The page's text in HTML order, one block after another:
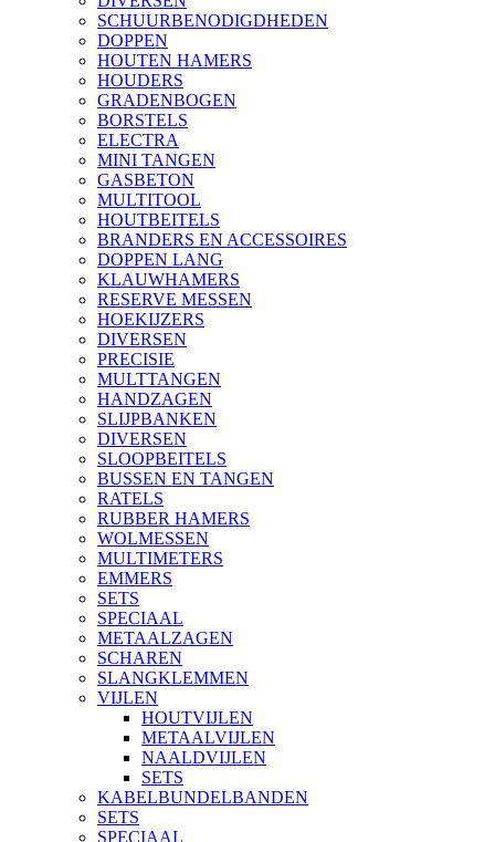
SCHUURBENODIGDHEDEN
DOPPEN
HOUTEN HAMERS
HOUDERS
GRADENBOGEN
BORSTELS
ELECTRA
MINI TANGEN
GASBETON
MULTITOOL
HOUTBEITELS
BRANDERS EN ACCESSOIRES
DOPPEN LANG
KLAUWHAMERS
RESERVE MESSEN
HOEKIJZERS
DIVERSEN
PRECISIE
MULTTANGEN
HANDZAGEN
SLIJPBANKEN
DIVERSEN
SLOOPBEITELS
BUSSEN EN TANGEN
RATELS
RUBBER HAMERS
WOLMESSEN
MULTIMETERS
EMMERS
SETS
SPECIAAL
METAALZAGEN
SCHAREN
SLANGKLEMMEN
VIJLEN
HOUTVIJLEN
METAALVIJLEN
NAALDVIJLEN
SETS
KABELBUNDELBANDEN
SETS
SPECIAAL